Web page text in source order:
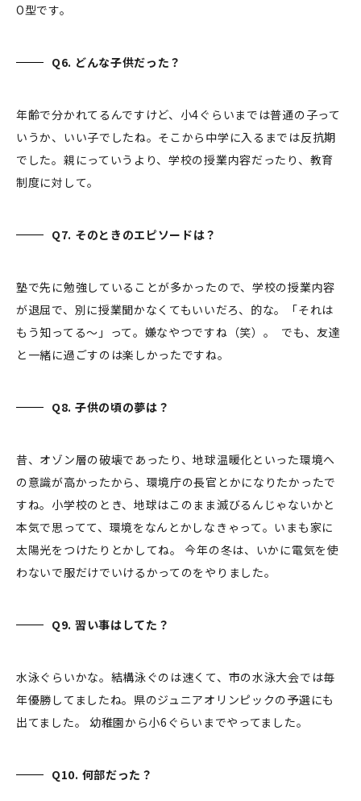
O型です。
Q6. どんな子供だった？
年齢で分かれてるんですけど、小4ぐらいまでは普通の子って
いうか、いい子でしたね。そこから中学に入るまでは反抗期
でした。親にっていうより、学校の授業内容だったり、教育
制度に対して。
Q7. そのときのエピソードは？
塾で先に勉強していることが多かったので、学校の授業内容
が退屈で、別に授業聞かなくてもいいだろ、的な。「それは
もう知ってる〜」って。嫌なやつですね（笑）。 でも、友達
と一緒に過ごすのは楽しかったですね。
Q8. 子供の頃の夢は？
昔、オゾン層の破壊であったり、地球温暖化といった環境へ
の意識が高かったから、環境庁の長官とかになりたかったで
すね。小学校のとき、地球はこのまま滅びるんじゃないかと
本気で思ってて、環境をなんとかしなきゃって。いまも家に
太陽光をつけたりとかしてね。 今年の冬は、いかに電気を使
わないで服だけでいけるかってのをやりました。
Q9. 習い事はしてた？
水泳ぐらいかな。結構泳ぐのは速くて、市の水泳大会では毎
年優勝してましたね。県のジュニアオリンピックの予選にも
出てました。 幼稚園から小6ぐらいまでやってました。
Q10. 何部だった？